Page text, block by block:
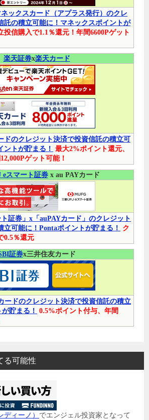
ックスカード（アプラス発行）のクレ
託の積立可能に！マネックスポイントが
投信購入で1.1％還元！年間6600Pゲット
楽天証券x楽天カード
ドのクレジット決済で投資信託の積立可
ントが貯まる！ 最大2%ポイント還元、
ゲット可能！
eスマート証券x au PAYカード
ト証券」x「auPAYカード」のクレジット
立可能に！Pontaポイントが貯まる！
ク
0.5％還元
証券x三井住友カード
ードのクレジット決済で投資信託の積立
貯まる！ 0.5%ポイント付与、年間
る可能性
ィーノ） でエンジェル投資家となって